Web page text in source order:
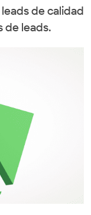
de calidad
de leads.